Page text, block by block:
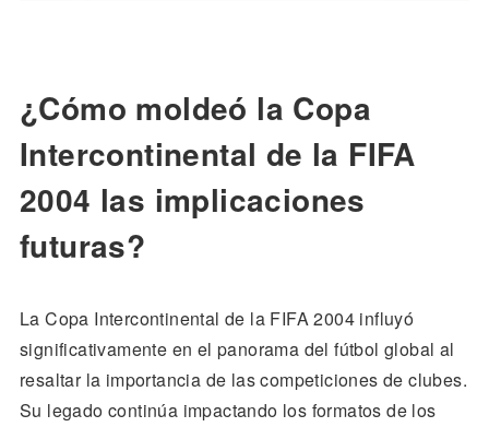
¿Cómo moldeó la Copa
Intercontinental de la FIFA
2004 las implicaciones
futuras?
La Copa Intercontinental de la FIFA 2004 influyó
significativamente en el panorama del fútbol global al
resaltar la importancia de las competiciones de clubes.
Su legado continúa impactando los formatos de los